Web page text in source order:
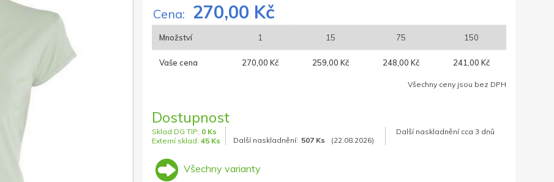
Cena: 270,00 Kč
Množství 1 15 75 150
Vaše cena 270,00 Kč 259,00 Kč 248,00 Kč 241,00 Kč
Všechny ceny jsou bez DPH
Dostupnost
Sklad DG TIP: 0 Ks
Externí sklad: 45 Ks Další naskladnění: 507 Ks (22.08.2026)
Další naskladnění cca 3 dnů
Všechny varianty